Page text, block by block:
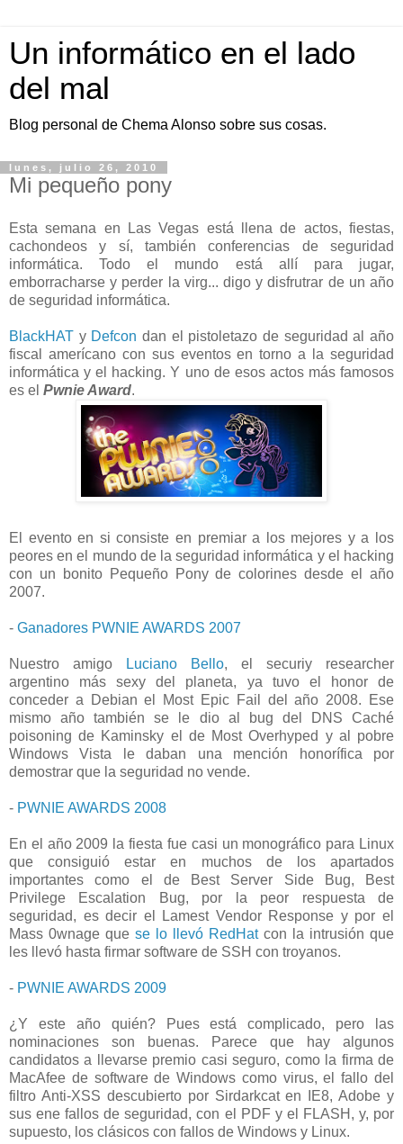
Un informático en el lado
del mal
Blog personal de Chema Alonso sobre sus cosas.
lunes, julio 26, 2010
Mi pequeño pony
Esta semana en Las Vegas está llena de actos, fiestas,
cachondeos y sí, también conferencias de seguridad
informática. Todo el mundo está allí para jugar,
emborracharse y perder la virg... digo y disfrutrar de un año
de seguridad informática.
BlackHAT y Defcon dan el pistoletazo de seguridad al año
fiscal amerícano con sus eventos en torno a la seguridad
informática y el hacking. Y uno de esos actos más famosos
es el Pwnie Award.
El evento en si consiste en premiar a los mejores y a los
peores en el mundo de la seguridad informática y el hacking
con un bonito Pequeño Pony de colorines desde el año
2007.
- Ganadores PWNIE AWARDS 2007
Nuestro amigo Luciano Bello, el securiy researcher
argentino más sexy del planeta, ya tuvo el honor de
conceder a Debian el Most Epic Fail del año 2008. Ese
mismo año también se le dio al bug del DNS Caché
poisoning de Kaminsky el de Most Overhyped y al pobre
Windows Vista le daban una mención honorífica por
demostrar que la seguridad no vende.
- PWNIE AWARDS 2008
En el año 2009 la fiesta fue casi un monográfico para Linux
que consiguió estar en muchos de los apartados
importantes como el de Best Server Side Bug, Best
Privilege Escalation Bug, por la peor respuesta de
seguridad, es decir el Lamest Vendor Response y por el
Mass 0wnage que se lo llevó RedHatcon la intrusión que
les llevó hasta firmar software de SSH con troyanos.
- PWNIE AWARDS 2009
¿Y este año quién? Pues está complicado, pero las
nominaciones son buenas. Parece que hay algunos
candidatos a llevarse premio casi seguro, como la firma de
MacAfee de software de Windows como virus, el fallo del
filtro Anti-XSS descubierto por Sirdarkcat en IE8, Adobe y
sus ene fallos de seguridad, con el PDF y el FLASH, y, por
supuesto, los clásicos con fallos de Windows y Linux.